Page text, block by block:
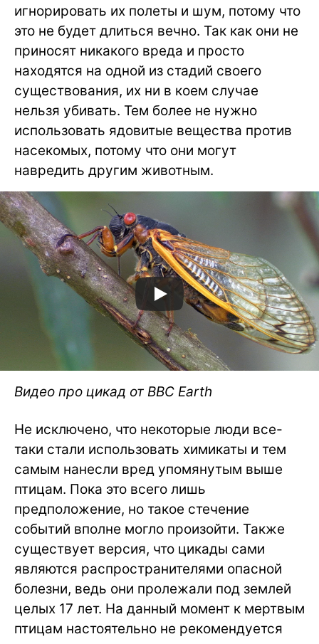
игнорировать их полеты и шум, потому что
это не будет длиться вечно. Так как они не
приносят никакого вреда и просто
находятся на одной из стадий своего
существования, их ни в коем случае
нельзя убивать. Тем более не нужно
использовать ядовитые вещества против
насекомых, потому что они могут
навредить другим животным.
Видео про цикад от BBC Earth
Не исключено, что некоторые люди все-
таки стали использовать химикаты и тем
самым нанесли вред упомянутым выше
птицам. Пока это всего лишь
предположение, но такое стечение
событий вполне могло произойти. Также
существует версия, что цикады сами
являются распространителями опасной
болезни, ведь они пролежали под землей
целых 17 лет. На данный момент к мертвым
птицам настоятельно не рекомендуется